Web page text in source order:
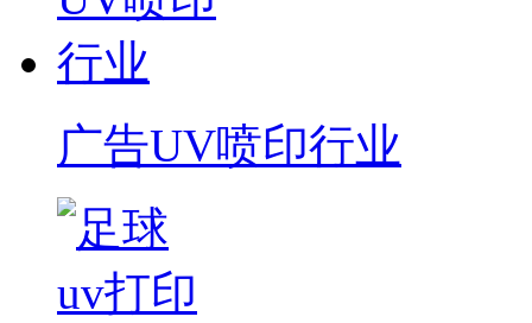
广告UV喷印行业